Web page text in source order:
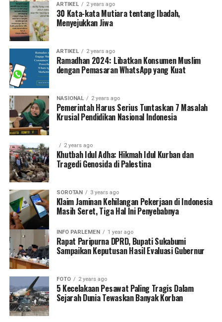
ARTIKEL 2 years ago
30 Kata-kata Mutiara tentang Ibadah,
Menyejukkan Jiwa
ARTIKEL 2 years ago
Ramadhan 2024: Libatkan Konsumen Muslim
dengan Pemasaran WhatsApp yang Kuat
NASIONAL 2 years ago
Pemerintah Harus Serius Tuntaskan 7 Masalah
Krusial Pendidikan Nasional Indonesia
2 years ago
Khutbah Idul Adha: Hikmah Idul Kurban dan
Tragedi Genosida di Palestina
SOROTAN 3 years ago
Klaim Jaminan Kehilangan Pekerjaan di Indonesia
Masih Seret, Tiga Hal Ini Penyebabnya
INFO PARLEMEN 1 year ago
Rapat Paripurna DPRD, Bupati Sukabumi
Sampaikan Keputusan Hasil Evaluasi Gubernur
FOTO 2 years ago
5 Kecelakaan Pesawat Paling Tragis Dalam
Sejarah Dunia Tewaskan Banyak Korban